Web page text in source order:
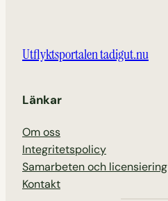
Utflyktsportalen tadigut.nu
Länkar
Om oss
Integritetspolicy
Samarbeten och licensiering
Kontakt